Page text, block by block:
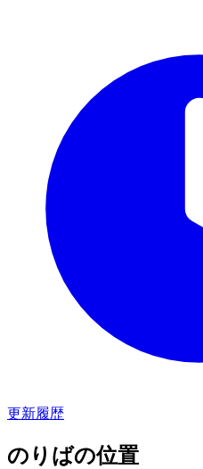
更新履歴
のりばの位置